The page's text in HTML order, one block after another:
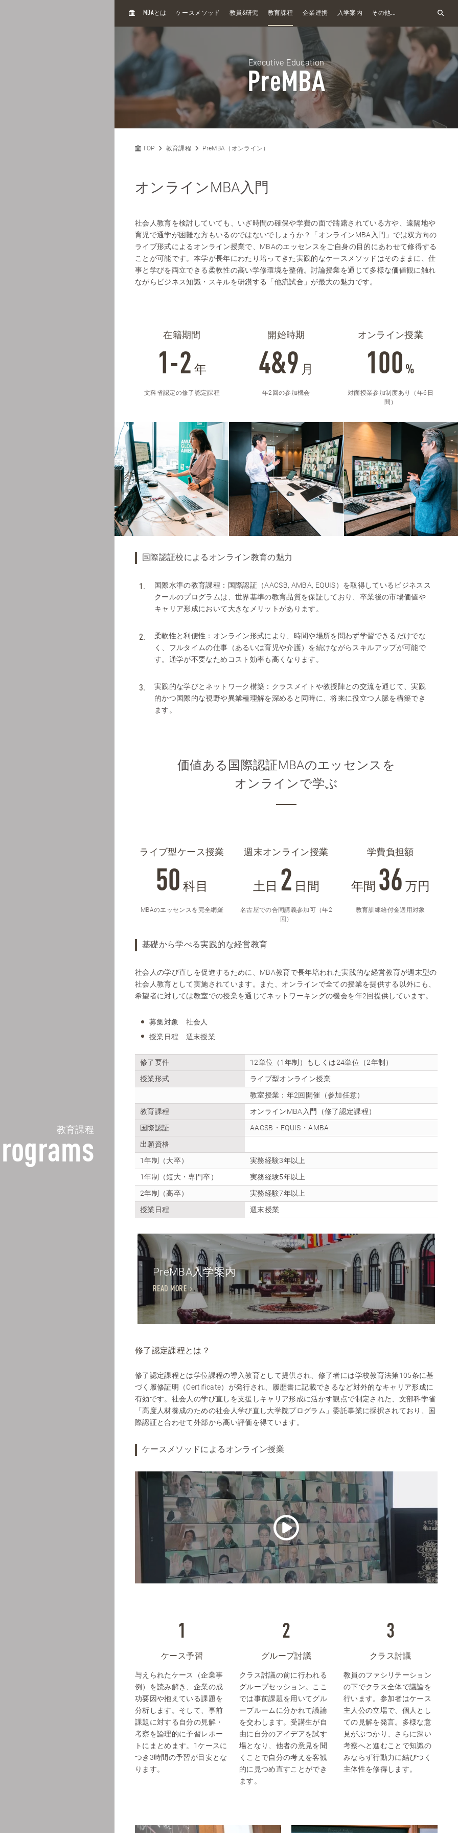
教育課程
H
MBAとは ケースメソッド 教員&研究 教育課程 企業連携 入学案内 その他...
Executive Education
PreMBA
TOP 教育課程 PreMBA（オンライン）
オンラインMBA入門
社会人教育を検討していても、いざ時間の確保や学費の面で躊躇されている方や、遠隔地や
育児で通学が困難な方もいるのではないでしょうか？「オンラインMBA入門」では双方向の
ライブ形式によるオンライン授業で、MBAのエッセンスをご自身の目的にあわせて修得する
ことが可能です。本学が長年にわたり培ってきた実践的なケースメソッドはそのままに、仕
事と学びを両立できる柔軟性の高い学修環境を整備。討論授業を通じて多様な価値観に触れ
ながらビジネス知識・スキルを研鑽する「他流試合」が最大の魅力です。
在籍期間
1-2 年
文科省認定の修了認定課程
開始時期
4&9 月
年2回の参加機会
オンライン授業
100 %
対面授業参加制度あり（年6日
間）
国際認証校によるオンライン教育の魅力
国際水準の教育課程：国際認証（AACSB, AMBA, EQUIS）を取得しているビジネスス
クールのプログラムは、世界基準の教育品質を保証しており、卒業後の市場価値や
キャリア形成において大きなメリットがあります。
柔軟性と利便性：オンライン形式により、時間や場所を問わず学習できるだけでな
く、フルタイムの仕事（あるいは育児や介護）を続けながらスキルアップが可能で
す。通学が不要なためコスト効率も高くなります。
実践的な学びとネットワーク構築：クラスメイトや教授陣との交流を通じて、実践
的かつ国際的な視野や異業種理解を深めると同時に、将来に役立つ人脈を構築でき
ます。
価値ある国際認証MBAのエッセンスを
オンラインで学ぶ
ライブ型ケース授業
50 科目
MBAのエッセンスを完全網羅
週末オンライン授業
土日 2 日間
名古屋での合同講義参加可（年2
回）
学費負担額
年間 36 万円
教育訓練給付金適用対象
基礎から学べる実践的な経営教育
社会人の学び直しを促進するために、MBA教育で長年培われた実践的な経営教育が週末型の
社会人教育として実施されています。また、オンラインで全ての授業を提供する以外にも、
希望者に対しては教室での授業を通じてネットワーキングの機会を年2回提供しています。
募集対象 社会人
授業日程 週末授業
修了要件
12単位（1年制）もしくは24単位（2年制）
授業形式
ライブ型オンライン授業
教室授業：年2回開催（参加任意）
教育課程
オンラインMBA入門（修了認定課程）
国際認証
AACSB・EQUIS・AMBA
出願資格
1年制（大卒）
実務経験3年以上
1年制（短大・専門卒）
実務経験5年以上
2年制（高卒）
実務経験7年以上
授業日程
週末授業
PreMBA入学案内
READ MORE
修了認定課程とは？
修了認定課程とは学位課程の導入教育として提供され、修了者には学校教育法第105条に基
づく履修証明（Certificate）が発行され、履歴書に記載できるなど対外的なキャリア形成に
有効です。社会人の学び直しを支援しキャリア形成に活かす観点で制定された、文部科学省
「高度人材養成のための社会人学び直し大学院プログラム」委託事業に採択されており、国
際認証と合わせて外部から高い評価を得ています。
ケースメソッドによるオンライン授業
ケース予習
与えられたケース（企業事
例）を読み解き、企業の成
功要因や抱えている課題を
分析します。そして、事前
課題に対する自分の見解・
考察を論理的に予習レポー
トにまとめます。1ケースに
つき3時間の予習が目安とな
ります。
グループ討議
クラス討議の前に行われる
グループセッション。ここ
では事前課題を用いてグル
ープルームに分かれて議論
を交わします。受講生が自
由に自分のアイデアを試す
場となり、他者の意見を聞
くことで自分の考えを客観
的に見つめ直すことができ
ます。
クラス討議
教員のファシリテーション
の下でクラス全体で議論を
行います。参加者はケース
主人公の立場で、個人とし
ての見解を発言。多様な意
見がぶつかり、さらに深い
考察へと進むことで知識の
みならず行動力に結びつく
主体性を修得します。